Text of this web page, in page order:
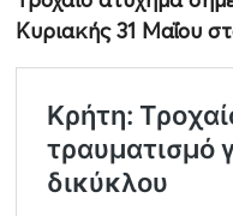
Κυριακής 31 Μαΐου